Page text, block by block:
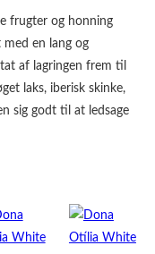
frugter og honning
en lang og
af lagringen frem til
laks, iberisk skinke,
sig godt til at ledsage